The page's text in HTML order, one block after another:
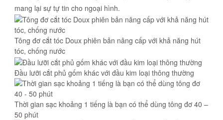
mang lại sự tự tin cho ngoại hình.
Tông đơ cắt tóc Doux phiên bản nâng cấp với khả năng hút
tóc, chống nước
Đầu lưỡi cắt phủ gốm khác với đầu kim loại thông thường
Thời gian sạc khoảng 1 tiếng là bạn có thể dùng tông đơ 40 –
50 phút